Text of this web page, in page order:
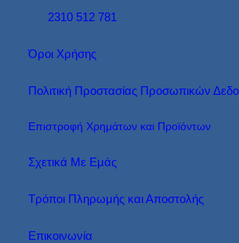
2310 512 781
Όροι Χρήσης
Πολιτική Προστασίας Προσωπικών
Επιστροφή Χρημάτων και Προϊόντων
Σχετικά Με Εμάς
Τρόποι Πληρωμής και Αποστολής
Επικοινωνία